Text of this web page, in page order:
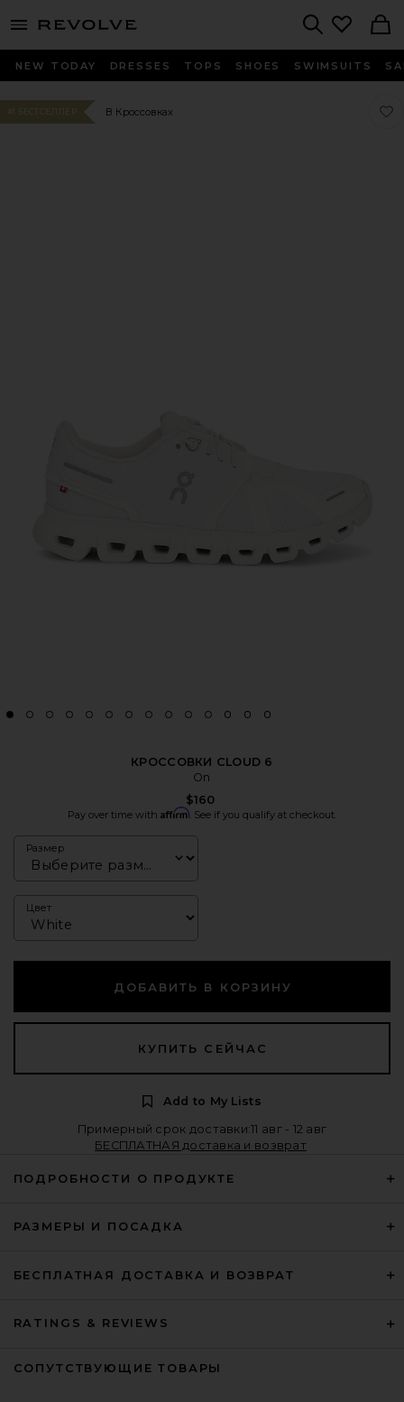
menu - shows more content
NEW TODAY DRESSES TOPS SHOES SWIMSUITS
#1 БЕСТСЕЛЛЕР В Кроссовках
КРОССОВКИ CLOUD 6
On
$160
Pay over time with Affirm . See if you qualify at checkout.
Размер
Цвет
ДОБАВИТЬ В КОРЗИНУ
КУПИТЬ СЕЙЧАС
Add to My Lists
Примерный срок доставки:11 авг - 12 авг
БЕСПЛАТНАЯ доставка и возврат
ПОДРОБНОСТИ О ПРОДУКТЕ
РАЗМЕРЫ И ПОСАДКА
БЕСПЛАТНАЯ ДОСТАВКА И ВОЗВРАТ
RATINGS & REVIEWS
СОПУТСТВУЮЩИЕ ТОВАРЫ